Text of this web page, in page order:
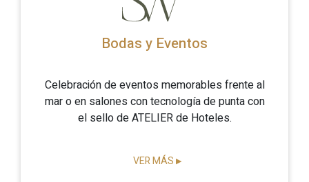
Bodas y Eventos
Celebración de eventos memorables frente al
mar o en salones con tecnología de punta con
el sello de ATELIER de Hoteles.
VER MÁS ▶